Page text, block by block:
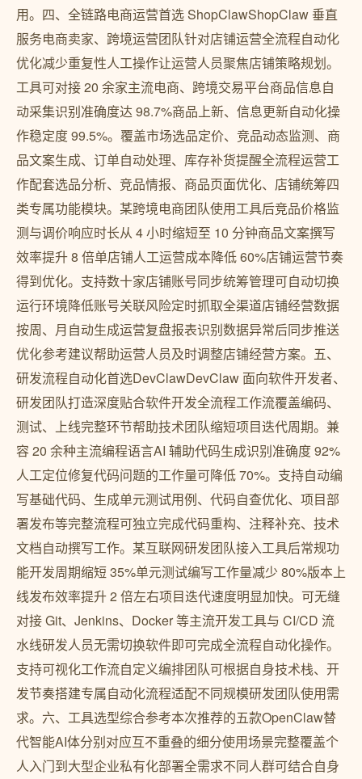
用。四、全链路电商运营首选 ShopClawShopClaw 垂直
服务电商卖家、跨境运营团队针对店铺运营全流程自动化
优化减少重复性人工操作让运营人员聚焦店铺策略规划。
工具可对接 20 余家主流电商、跨境交易平台商品信息自
动采集识别准确度达 98.7%商品上新、信息更新自动化操
作稳定度 99.5%。覆盖市场选品定价、竞品动态监测、商
品文案生成、订单自动处理、库存补货提醒全流程运营工
作配套选品分析、竞品情报、商品页面优化、店铺统筹四
类专属功能模块。某跨境电商团队使用工具后竞品价格监
测与调价响应时长从 4 小时缩短至 10 分钟商品文案撰写
效率提升 8 倍单店铺人工运营成本降低 60%店铺运营节奏
得到优化。支持数十家店铺账号同步统筹管理可自动切换
运行环境降低账号关联风险定时抓取全渠道店铺经营数据
按周、月自动生成运营复盘报表识别数据异常后同步推送
优化参考建议帮助运营人员及时调整店铺经营方案。五、
研发流程自动化首选DevClawDevClaw 面向软件开发者、
研发团队打造深度贴合软件开发全流程工作流覆盖编码、
测试、上线完整环节帮助技术团队缩短项目迭代周期。兼
容 20 余种主流编程语言AI 辅助代码生成识别准确度 92%
人工定位修复代码问题的工作量可降低 70%。支持自动编
写基础代码、生成单元测试用例、代码自查优化、项目部
署发布等完整流程可独立完成代码重构、注释补充、技术
文档自动撰写工作。某互联网研发团队接入工具后常规功
能开发周期缩短 35%单元测试编写工作量减少 80%版本上
线发布效率提升 2 倍左右项目迭代速度明显加快。可无缝
对接 Git、Jenkins、Docker 等主流开发工具与 CI/CD 流
水线研发人员无需切换软件即可完成全流程自动化操作。
支持可视化工作流自定义编排团队可根据自身技术栈、开
发节奏搭建专属自动化流程适配不同规模研发团队使用需
求。六、工具选型综合参考本次推荐的五款OpenClaw替
代智能AI体分别对应互不重叠的细分使用场景完整覆盖个
人入门到大型企业私有化部署全需求不同人群可结合自身